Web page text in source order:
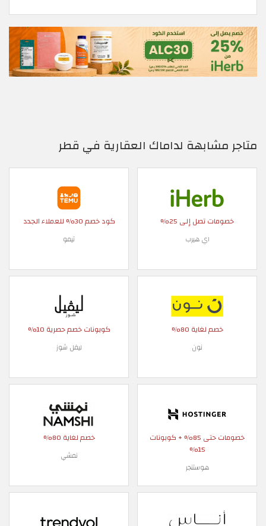
متاجر مشابهة لداماك العقارية في قطر
خصومات تصل إلى 25%
اي هيرب
كود خصم 30% للعملاء الجدد
تيمو
خصم لغاية 80%
نون
كوبونات خصم حصرية 10%
ليفل شوز
خصومات حتى 85% + كوبونات
15%
هوستنجر
خصم لغاية 80%
نمشي